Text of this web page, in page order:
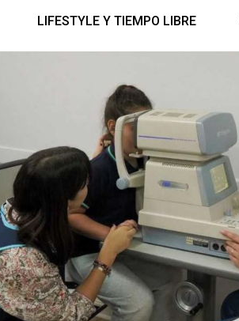
LIFESTYLE Y TIEMPO LIBRE